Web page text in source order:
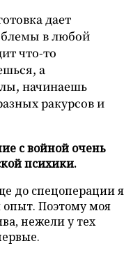
дает
в любой
что-то
а
начинаешь
ракурсов и
с войной очень
психики.
до спецоперации я
Поэтому моя
нежели у тех